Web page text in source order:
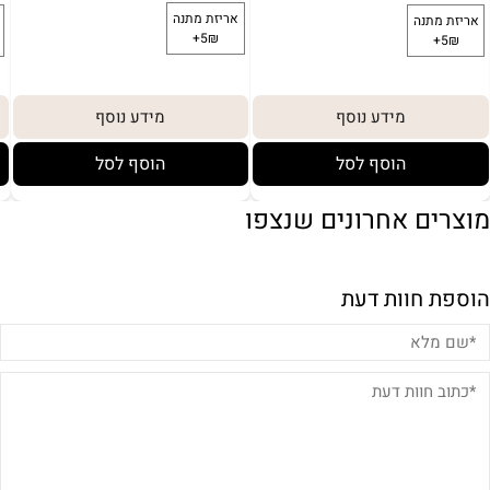
מידע נוסף
הוסף לסל
מידע נוסף
הוסף לסל
מוצרים אחרונים שנצפו
הוספת חוות דעת